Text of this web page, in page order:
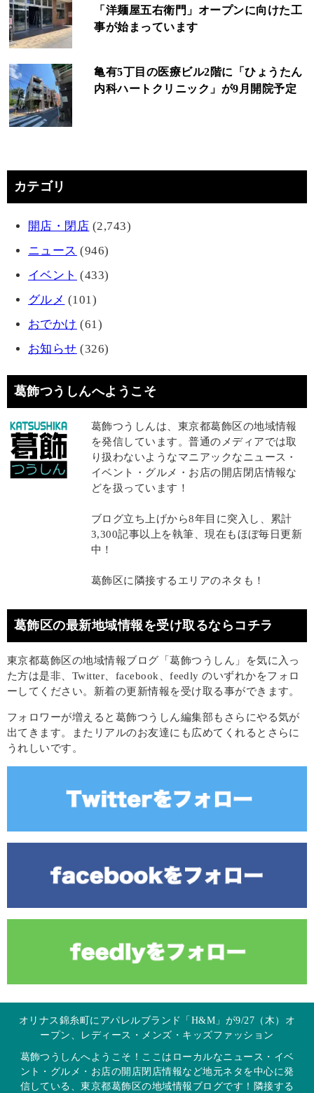
「洋麺屋五右衛門」オープンに向けた工
事が始まっています
亀有5丁目の医療ビル2階に「ひょうたん
内科ハートクリニック」が9月開院予定
カテゴリ
開店・閉店 (2,743)
ニュース (946)
イベント (433)
グルメ (101)
おでかけ (61)
お知らせ (326)
葛飾つうしんへようこそ
葛飾つうしんは、東京都葛飾区の地域情報
を発信しています。普通のメディアでは取
り扱わないようなマニアックなニュース・
イベント・グルメ・お店の開店閉店情報な
どを扱っています！
ブログ立ち上げから8年目に突入し、累計
3,300記事以上を執筆、現在もほぼ毎日更新
中！
葛飾区に隣接するエリアのネタも！
葛飾区の最新地域情報を受け取るならコチラ
東京都葛飾区の地域情報ブログ「葛飾つうしん」を気に入っ
た方は是非、Twitter、facebook、feedly のいずれかをフォロ
ーしてください。新着の更新情報を受け取る事ができます。
フォロワーが増えると葛飾つうしん編集部もさらにやる気が
出てきます。またリアルのお友達にも広めてくれるとさらに
うれしいです。
オリナス錦糸町にアパレルブランド「H&M」が9/27（木）オ
ープン、レディース・メンズ・キッズファッション
葛飾つうしんへようこそ！ここはローカルなニュース・イベ
ント・グルメ・お店の開店閉店情報など地元ネタを中心に発
信している、東京都葛飾区の地域情報ブログです！隣接する